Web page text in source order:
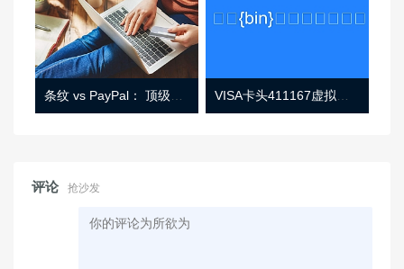
条纹 vs PayPal： 顶级功能， 定价 （和更多！ VISA卡头411167虚拟卡基础信息
评论 抢沙发